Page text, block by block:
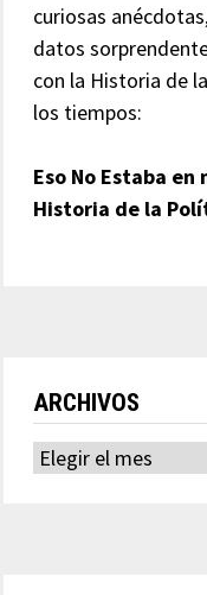
curiosas
datos
con la Historia de
los tiempos:
Eso No Estaba en
Historia de la
ARCHIVOS
Archivos